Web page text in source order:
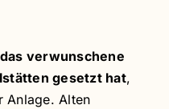
verwunschene
gesetzt hat,
Anlage. Alten